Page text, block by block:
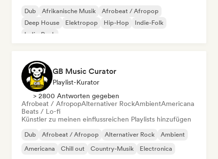
Dub Afrikanische Musik
Afrobeat / Afropop
Deep House
Elektropop Hip-Hop
Indie-Folk
Indie-Rock
GB Music Curator
Playlist-Kurator
> 2800 Antworten gegeben
Afrobeat / AfropopAlternativer RockAmbientAmericana
Beats / Lo-fi
Künstler zu meinen einflussreichen Playlists hinzufügen
Dub Afrobeat / Afropop Alternativer Rock
Ambient
Americana
Chill out Country-Musik Electronica